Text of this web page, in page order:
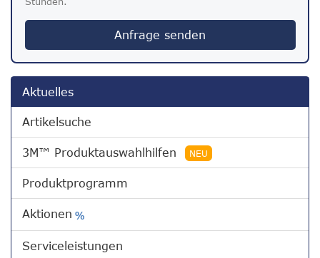
Anfrage senden
Aktuelles
Artikelsuche
3M™ Produktauswahlhilfen NEU
Produktprogramm
Aktionen %
Serviceleistungen